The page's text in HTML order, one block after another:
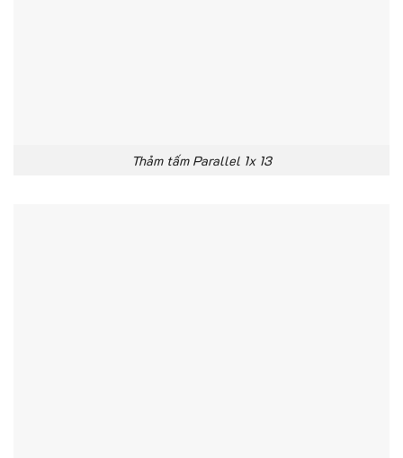
Thảm tấm Parallel 1x 13